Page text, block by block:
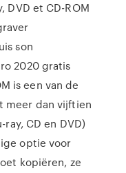
DVD et CD-ROM
son
2020 gratis
is een van de
meer dan vijftien
CD en DVD)
optie voor
kopiëren, ze